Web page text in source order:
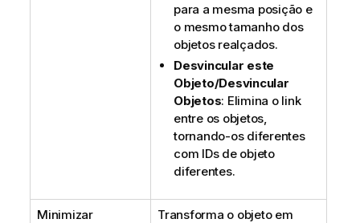
para a mesma posição e
o mesmo tamanho dos
objetos realçados.
Desvincular este
Objeto/Desvincular
Objetos: Elimina o link
entre os objetos,
tornando-os diferentes
com IDs de objeto
diferentes.
Minimizar
Transforma o objeto em